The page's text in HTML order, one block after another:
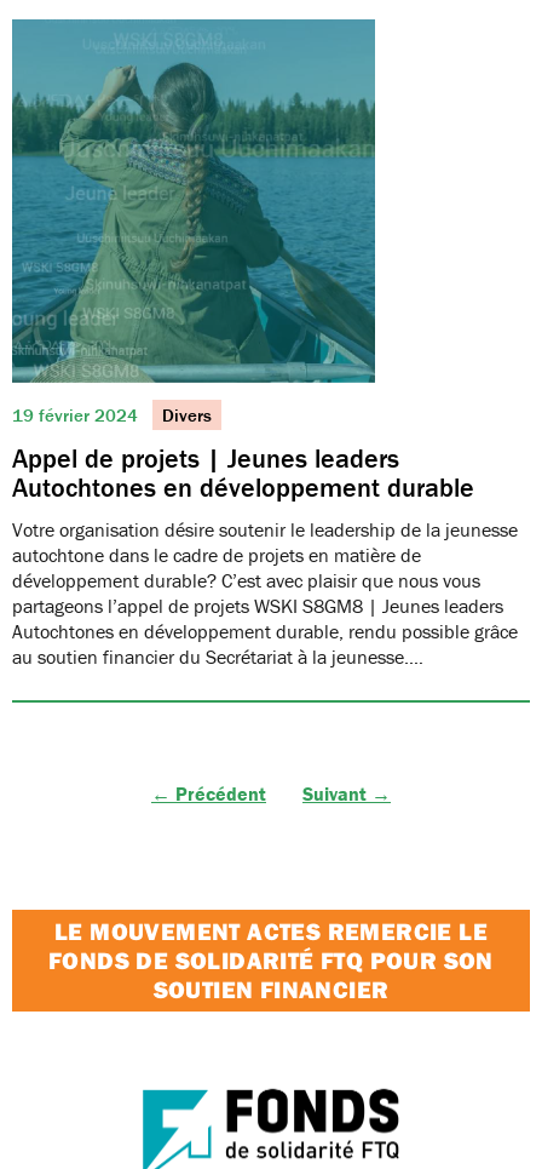
19 février 2024 Divers
Appel de projets | Jeunes leaders
Autochtones en développement durable
Votre organisation désire soutenir le leadership de la jeunesse
autochtone dans le cadre de projets en matière de
développement durable? C’est avec plaisir que nous vous
partageons l’appel de projets WSKI S8GM8 | Jeunes leaders
Autochtones en développement durable, rendu possible grâce
au soutien financier du Secrétariat à la jeunesse.…
← Précédent Suivant →
LE MOUVEMENT ACTES REMERCIE LE
FONDS DE SOLIDARITÉ FTQ POUR SON
SOUTIEN FINANCIER